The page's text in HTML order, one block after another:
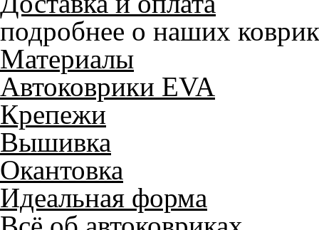
подробнее о наших
Материалы
Автоковрики EVA
Крепежи
Вышивка
Окантовка
Идеальная форма